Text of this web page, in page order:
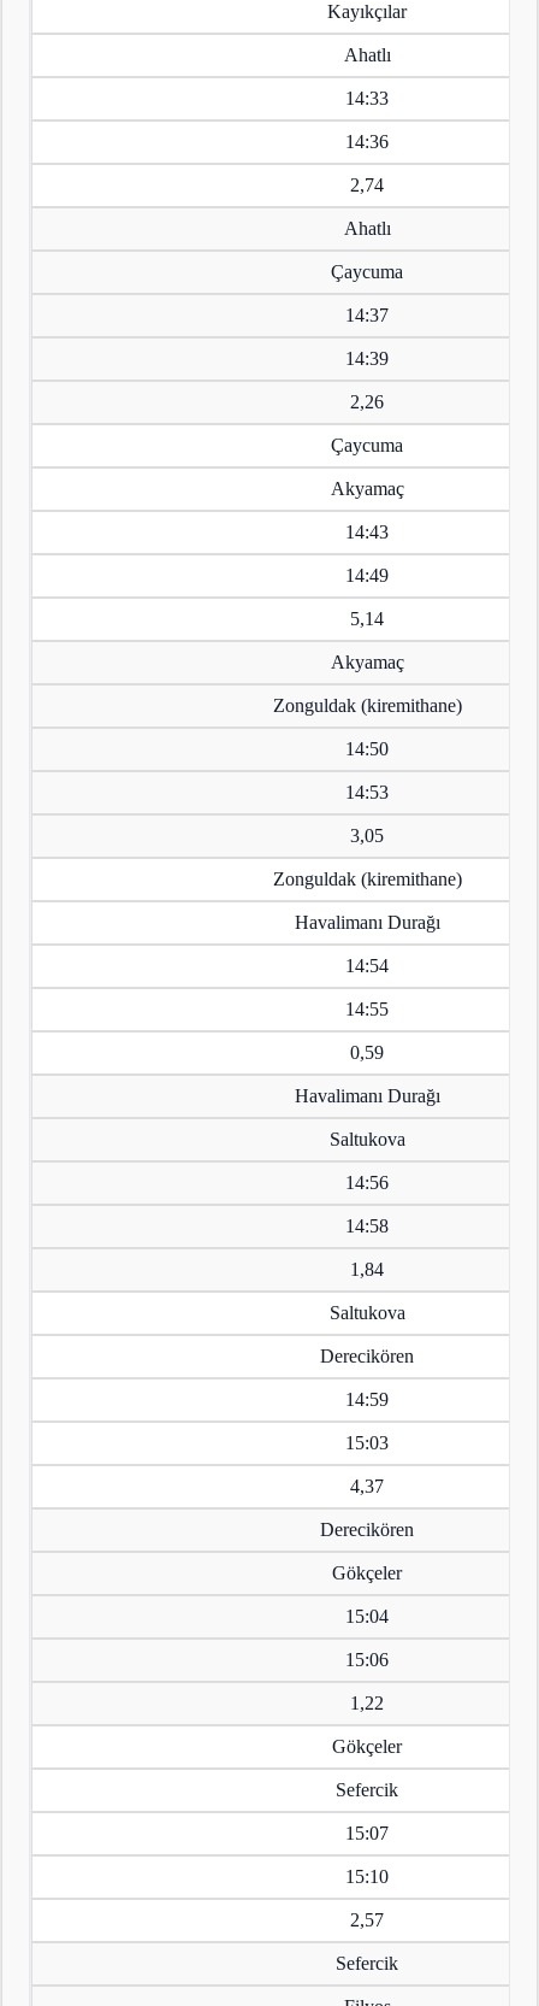
Kayıkçılar
Ahatlı
14:33
14:36
2,74
Ahatlı
Çaycuma
14:37
14:39
2,26
Çaycuma
Akyamaç
14:43
14:49
5,14
Akyamaç
Zonguldak (kiremithane)
14:50
14:53
3,05
Zonguldak (kiremithane)
Havalimanı Durağı
14:54
14:55
0,59
Havalimanı Durağı
Saltukova
14:56
14:58
1,84
Saltukova
Derecikören
14:59
15:03
4,37
Derecikören
Gökçeler
15:04
15:06
1,22
Gökçeler
Sefercik
15:07
15:10
2,57
Sefercik